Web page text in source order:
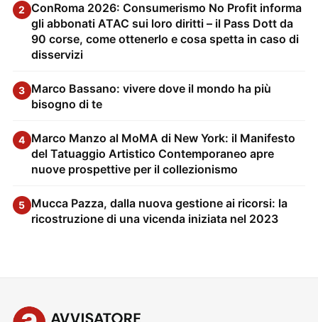
2 ConRoma 2026: Consumerismo No Profit informa
gli abbonati ATAC sui loro diritti – il Pass Dott da
90 corse, come ottenerlo e cosa spetta in caso di
disservizi
3 Marco Bassano: vivere dove il mondo ha più
bisogno di te
4 Marco Manzo al MoMA di New York: il Manifesto
del Tatuaggio Artistico Contemporaneo apre
nuove prospettive per il collezionismo
5 Mucca Pazza, dalla nuova gestione ai ricorsi: la
ricostruzione di una vicenda iniziata nel 2023